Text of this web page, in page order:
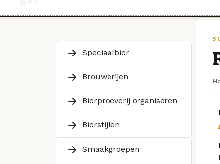
Speciaalbier
Brouwerijen
Bierproeverij organiseren
Bierstijlen
Smaakgroepen